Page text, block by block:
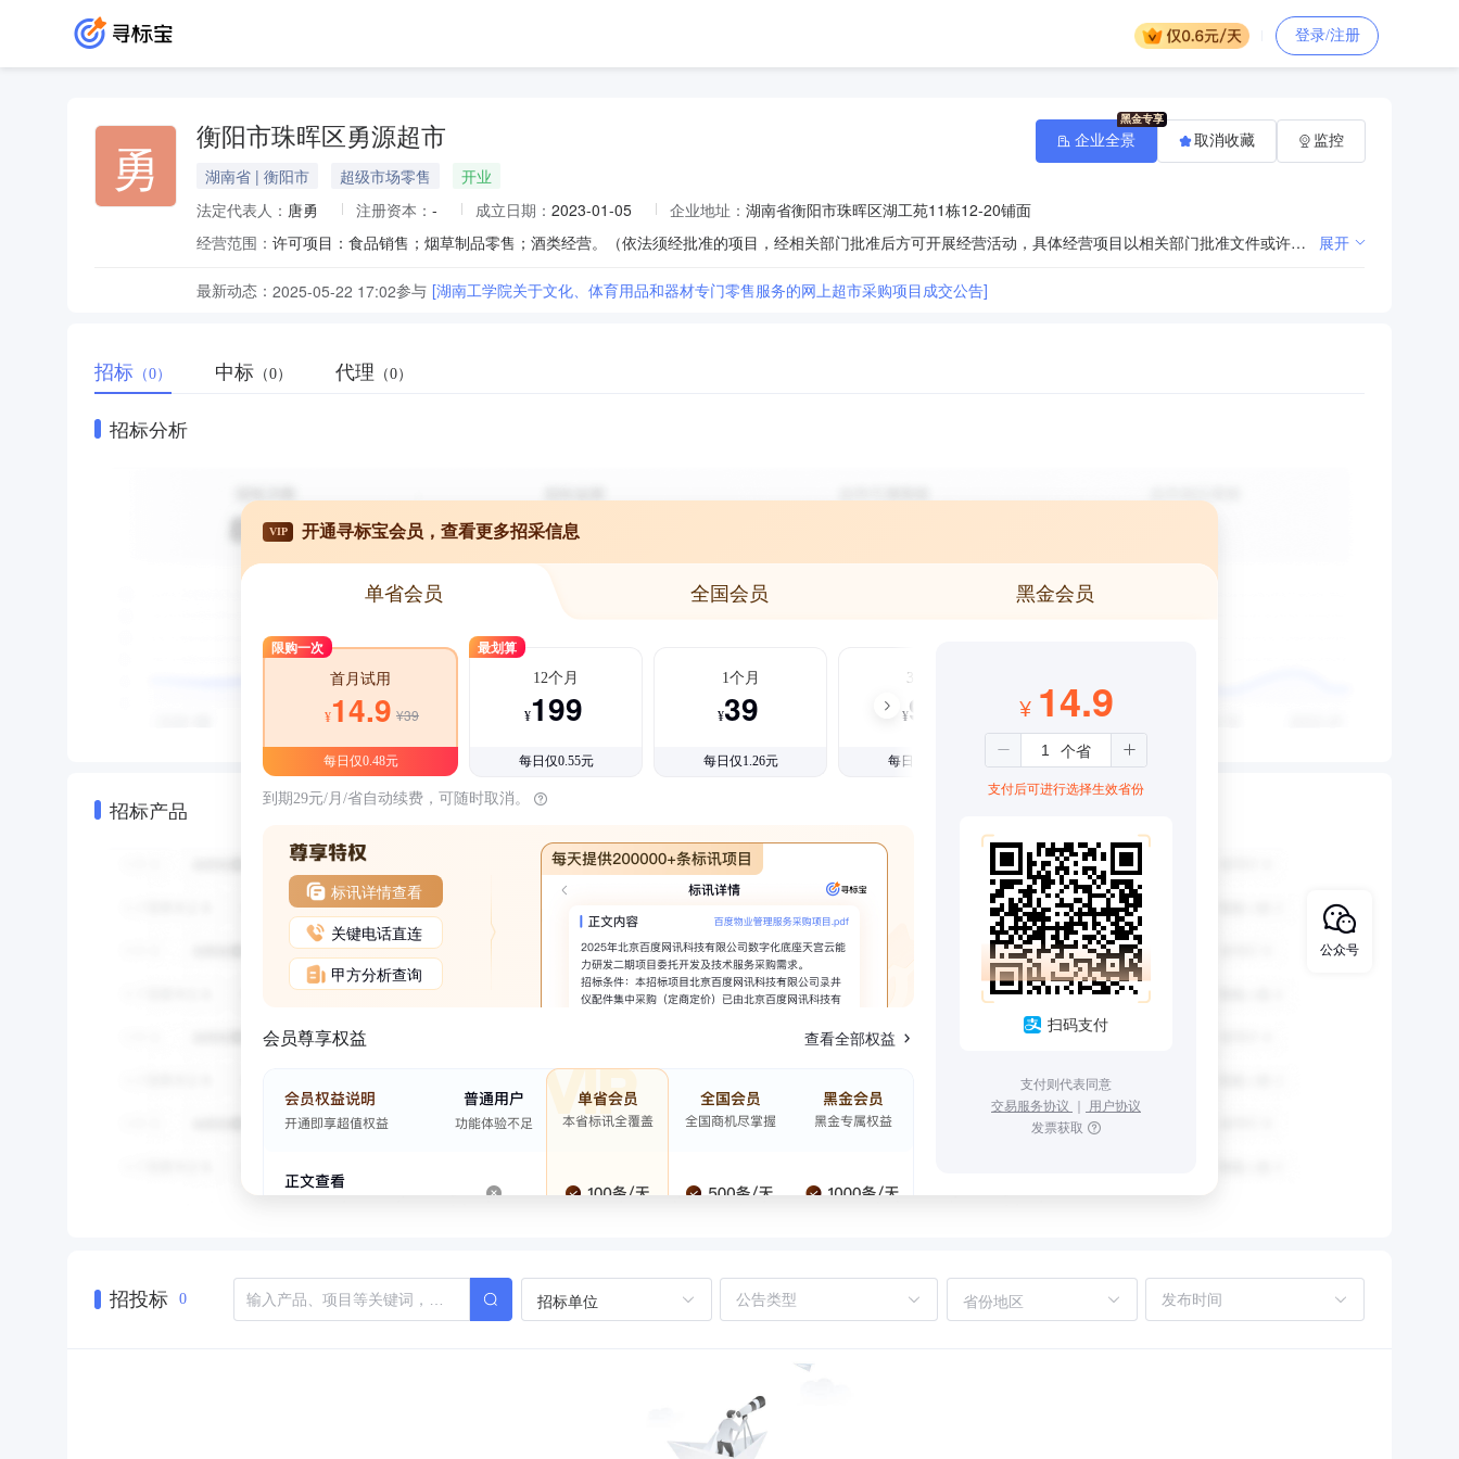
登录/注册
勇 衡阳市珠晖区勇源超市
湖南省 | 衡阳市 超级市场零售
开业
法定代表人： 唐勇 注册资本： - 成立日期： 2023-01-05 企业地址： 湖南省衡阳市珠晖区湖工苑11栋12-20铺面
经营范围：
许可项目：食品销售；烟草制品零售；酒类经营。（依法须经批准的项目，经相关部门批准后方可开展经营活动，具体经营项目以相关部门批准文件或许可证件为准）一般项目：日用百货销售；针纺织品销售；体育用品及器材零售；文具用品零售；日用家电零售；水产品零售；新鲜蔬菜零售；办公用品销售；劳动保护用品销售；玩具销售；电子产品销售。（除依法须经批准的项目外，凭营业执照依法自主开展经营活动） 展开
最新动态： 2025-05-22 17:02参与 [湖南工学院关于文化、体育用品和器材专门零售服务的网上超市采购项目成交公告]
企业全景 取消收藏 监控
招标 （0） 中标 （0） 代理 （0）
招标分析
招标产品
VIP 开通寻标宝会员，查看更多招采信息
单省会员 全国会员 黑金会员
限购一次
首月试用
¥14.9 ¥39
每日仅0.48元
最划算
12个月
¥199
每日仅0.55元
1个月
¥39
每日仅1.26元
3个月
¥99
每日仅1.08元
到期29元/月/省自动续费，可随时取消。
标讯详情查看
关键电话直连
甲方分析查询
会员尊享权益 查看全部权益
¥ 14.9
支付后可进行选择生效省份
扫码支付
支付则代表同意
交易服务协议 ｜ 用户协议
发票获取
招投标 0 招标单位 省份地区
公众号